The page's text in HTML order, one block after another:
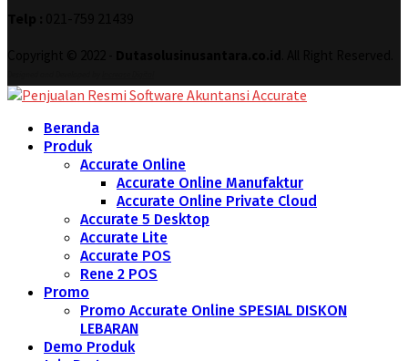
Beranda
Produk
Accurate Online
Accurate Online Manufaktur
Accurate Online Private Cloud
Accurate 5 Desktop
Accurate Lite
Accurate POS
Rene 2 POS
Promo
Promo Accurate Online SPESIAL DISKON
LEBARAN
Demo Produk